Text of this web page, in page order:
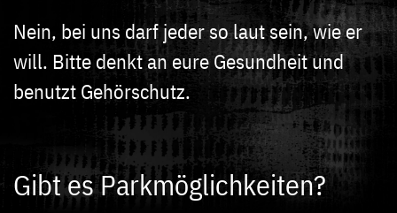
Nein, bei uns darf jeder so laut sein, wie er
will. Bitte denkt an eure Gesundheit und
benutzt Gehörschutz.
Gibt es Parkmöglichkeiten?